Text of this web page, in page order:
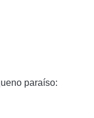
paraíso: